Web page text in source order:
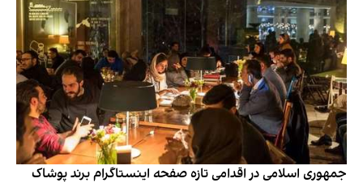
جمهوری اسلامی در اقدامی تازه صفحه اینستاگرام برند پوشاک